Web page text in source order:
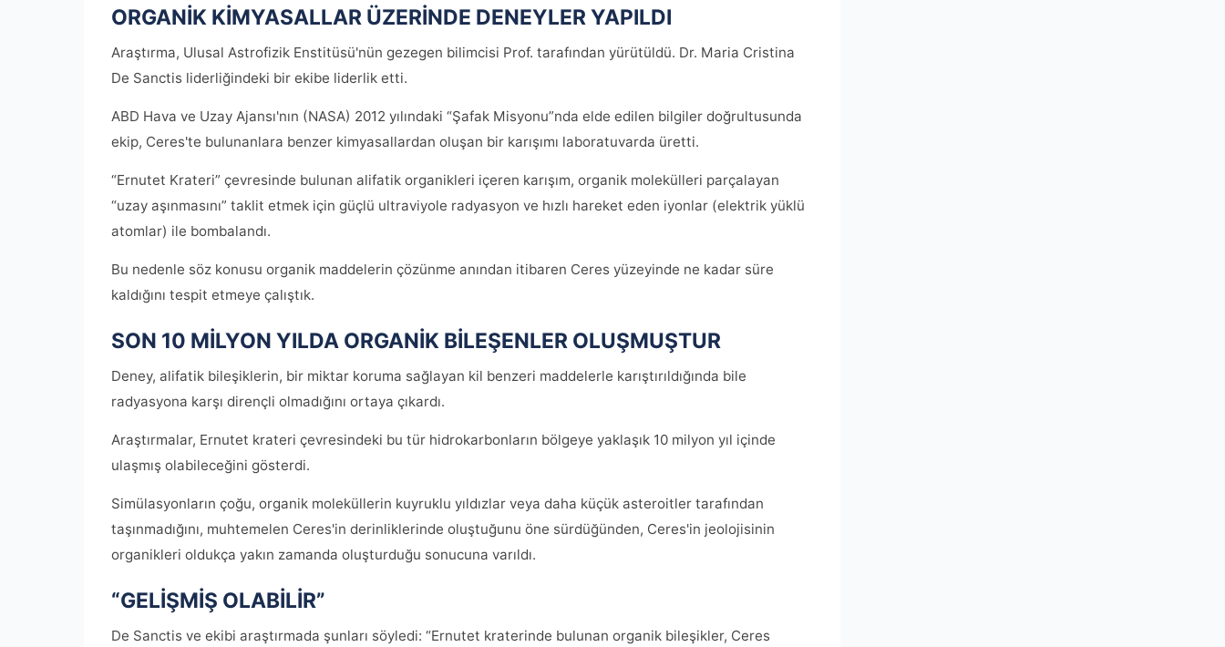
ORGANİK KİMYASALLAR ÜZERİNDE DENEYLER YAPILDI
Araştırma, Ulusal Astrofizik Enstitüsü'nün gezegen bilimcisi Prof. tarafından yürütüldü. Dr. Maria Cristina
De Sanctis liderliğindeki bir ekibe liderlik etti.
ABD Hava ve Uzay Ajansı'nın (NASA) 2012 yılındaki “Şafak Misyonu”nda elde edilen bilgiler doğrultusunda
ekip, Ceres'te bulunanlara benzer kimyasallardan oluşan bir karışımı laboratuvarda üretti.
“Ernutet Krateri” çevresinde bulunan alifatik organikleri içeren karışım, organik molekülleri parçalayan
“uzay aşınmasını” taklit etmek için güçlü ultraviyole radyasyon ve hızlı hareket eden iyonlar (elektrik yüklü
atomlar) ile bombalandı.
Bu nedenle söz konusu organik maddelerin çözünme anından itibaren Ceres yüzeyinde ne kadar süre
kaldığını tespit etmeye çalıştık.
SON 10 MİLYON YILDA ORGANİK BİLEŞENLER OLUŞMUŞTUR
Deney, alifatik bileşiklerin, bir miktar koruma sağlayan kil benzeri maddelerle karıştırıldığında bile
radyasyona karşı dirençli olmadığını ortaya çıkardı.
Araştırmalar, Ernutet krateri çevresindeki bu tür hidrokarbonların bölgeye yaklaşık 10 milyon yıl içinde
ulaşmış olabileceğini gösterdi.
Simülasyonların çoğu, organik moleküllerin kuyruklu yıldızlar veya daha küçük asteroitler tarafından
taşınmadığını, muhtemelen Ceres'in derinliklerinde oluştuğunu öne sürdüğünden, Ceres'in jeolojisinin
organikleri oldukça yakın zamanda oluşturduğu sonucuna varıldı.
“GELİŞMİŞ OLABİLİR”
De Sanctis ve ekibi araştırmada şunları söyledi: “Ernutet kraterinde bulunan organik bileşikler, Ceres